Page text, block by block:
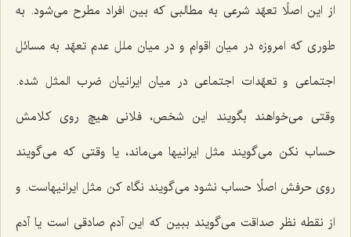
از این اصلًا تعهّد شرعی به مطالبی كه بین افراد مطرح می‌شود. به
طوری كه امروزه در میان اقوام و در میان ملل عدم تعهّد به مسائل
اجتماعی و تعهّدات اجتماعی در میان ایرانیان ضرب المثل شده.
وقتی می‌خواهند بگویند این شخص، فلانی هیچ روی كلامش
حساب نكن می‌گویند مثل ایرانیها می‌ماند، یا وقتی كه می‌گویند
روی حرفش اصلًا حساب نشود می‌گویند نگاه كن مثل ایرانیهاست. و
از نقطه نظر صداقت می‌گویند ببین كه این آدم صادقی است یا آدم